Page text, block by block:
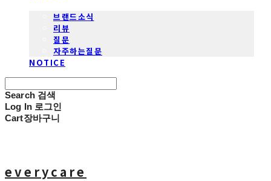
브랜드소식
리뷰
질문
자주하는질문
NOTICE
Search 검색
Log In 로그인
Cart장바구니
everycare